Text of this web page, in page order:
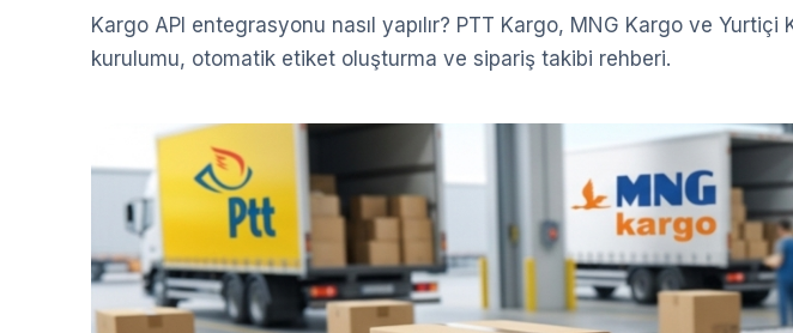
Kargo API entegrasyonu nasıl yapılır? PTT Kargo, MNG Kargo ve Yurtiçi
kurulumu, otomatik etiket oluşturma ve sipariş takibi rehberi.